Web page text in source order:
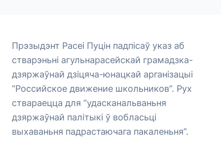
Прэзыдэнт Расеі Пуцін падпісаў указ аб
стварэньні агульнарасейскай грамадзка-
дзяржаўнай дзіцяча-юнацкай арганізацыі
“Российское движение школьников”. Рух
ствараецца для “удасканальваньня
дзяржаўнай палітыкі ў вобласьці
выхаваньня падрастаючага пакаленьня”.